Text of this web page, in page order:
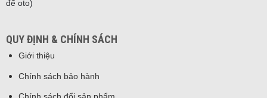
để oto)
QUY ĐỊNH & CHÍNH SÁCH
Giới thiệu
Chính sách bảo hành